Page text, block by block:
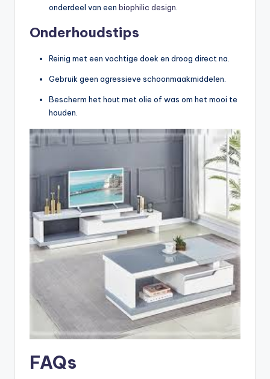
onderdeel van een biophilic design
Onderhoudstips
Reinig met een vochtige doek en droog direct na.
Gebruik geen agressieve schoonmaakmiddelen.
Bescherm het hout met olie of was om het mooi te
houden.
FAQs